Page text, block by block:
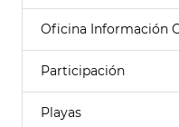
Oficina Información
Participación
Playas